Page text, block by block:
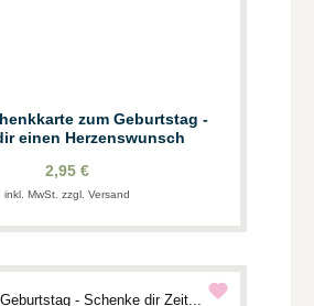
zum Geburtstag -
einen Herzenswunsch
2,95 €
inkl. MwSt. zzgl. Versand